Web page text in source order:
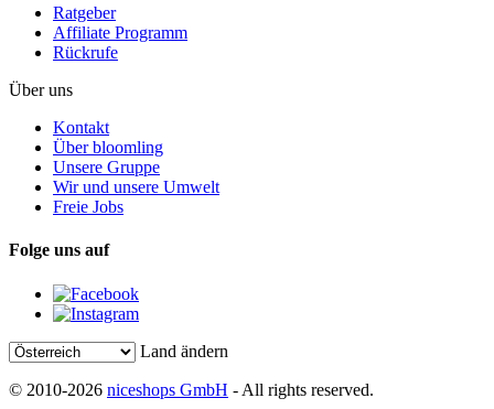
Ratgeber
Affiliate Programm
Rückrufe
Über uns
Kontakt
Über bloomling
Unsere Gruppe
Wir und unsere Umwelt
Freie Jobs
Folge uns auf
Land ändern
© 2010-2026 niceshops GmbH - All rights reserved.